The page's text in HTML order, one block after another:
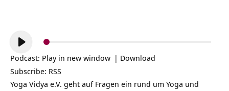
Audio-
Player
Podcast: Play in new window | Download
Subscribe: RSS
Yoga Vidya e.V. geht auf Fragen ein rund um Yoga und